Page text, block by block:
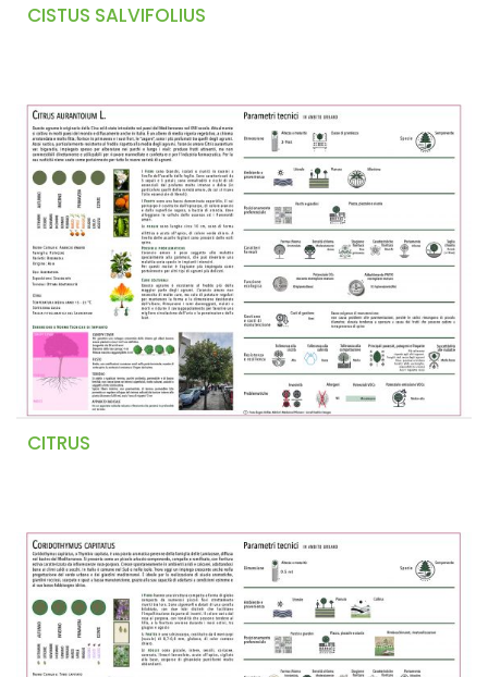
CISTUS SALVIFOLIUS
CITRUS